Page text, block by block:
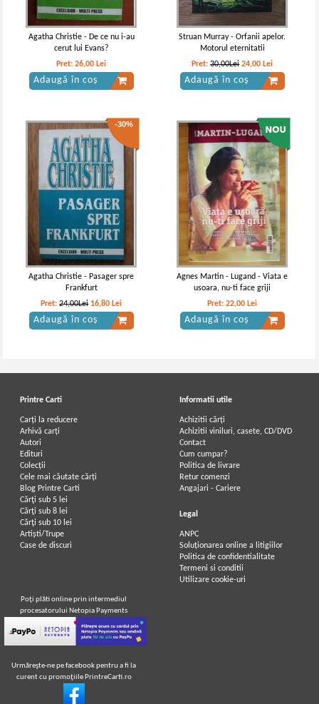
Agatha Christie - De ce nu i-au
cerut lui Evans?
Pret:26,00 Lei
Adaugă în coș
Struan Murray - Orfanii apelor.
Motorul eternitatii
Pret:30,00Lei 24,00 Lei
Adaugă în coș
-30%
Agatha Christie - Pasager spre
Frankfurt
Pret:24,00Lei 16,80 Lei
Adaugă în coș
Agnes Martin - Lugand - Viata e
usoara, nu-ti face griji
Pret:22,00 Lei
Adaugă în coș
Printre Carti
Carți la reducere
Arhivă carți
Autori
Edituri
Colecții
Cele mai căutate cărți
Blog Printre Carti
Cărţi sub 5 lei
Cărţi sub 8 lei
Cărţi sub 10 lei
Artiști/Trupe
Case de discuri
Informatii utile
Achizitii cărți
Achizitii viniluri, casete, CD/DVD
Contact
Cum cumpar?
Politica de livrare
Retur comenzi
Angajari - Cariere
Legal
ANPC
Soluționarea online a litigiilor
Politica de confidentialitate
Termeni si conditii
Utilizare cookie-uri
Poţi plăti online prin intermediul
procesatorului Netopia Payments
Urmăreşte-ne pe facebook pentru a fi la
curent cu promoţiile PrintreCarti.ro